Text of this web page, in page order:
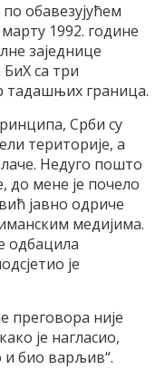
обавезујућем
1992. године
заједнице
са три
тадашњих граница.
Срби су
територије, а
Недуго пошто
до мене је почело
јавно одриче
медијима.
одбацила
је
преговора није
је нагласио,
и био варљив“.